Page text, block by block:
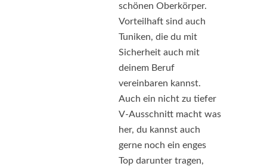
schönen Oberkörper.
Vorteilhaft sind auch
Tuniken, die du mit
Sicherheit auch mit
deinem Beruf
vereinbaren kannst.
Auch ein nicht zu tiefer
V-Ausschnitt macht was
her, du kannst auch
gerne noch ein enges
Top darunter tragen,